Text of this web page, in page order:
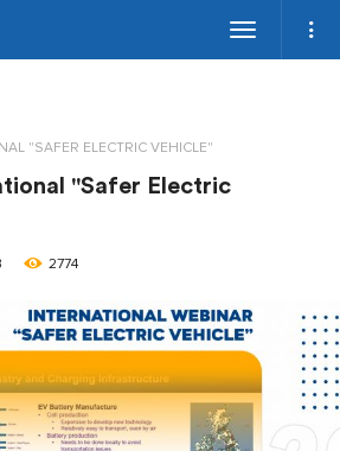
Toggle
"SAFER ELECTRIC VEHICLE"
"Safer Electric
2774